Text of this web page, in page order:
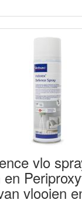
vlo
vlooien